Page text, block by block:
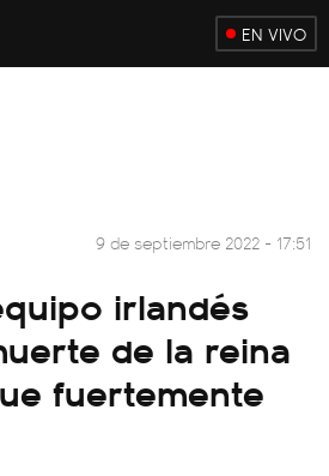
EN VIVO
9 de septiembre 2022 - 17:51
irlandés
de la reina
fuertemente